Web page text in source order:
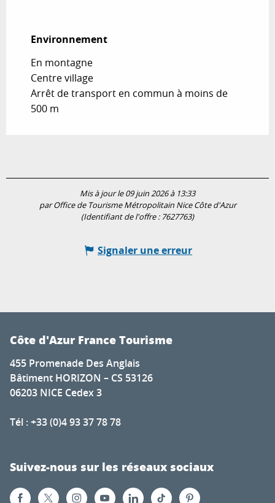
Environnement
Environnement
En montagne
Centre village
Arrêt de transport en commun à moins de
500 m
Mis à jour le 09 juin 2026 à 13:33
par Office de Tourisme Métropolitain Nice Côte d'Azur
(Identifiant de l'offre : 7627763)
Signaler une erreur
Côte d'Azur France Tourisme
455 Promenade Des Anglais
Bâtiment HORIZON – CS 53126
06203 NICE Cedex 3
Tél : +33 (0)4 93 37 78 78
Suivez-nous sur les réseaux sociaux